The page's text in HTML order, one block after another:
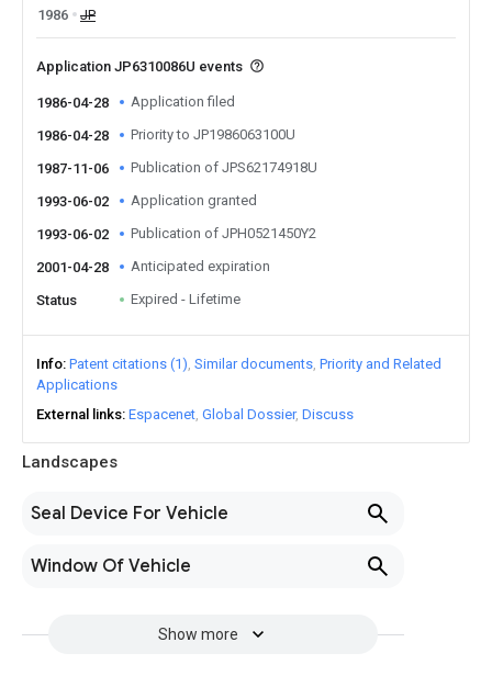
Landscapes
Seal Device For Vehicle
Window Of Vehicle
Show more
1986
JP
Application JP6310086U events
1986-04-28 Application filed
1986-04-28 Priority to JP1986063100U
1987-11-06 Publication of JPS62174918U
1993-06-02 Application granted
1993-06-02 Publication of JPH0521450Y2
2001-04-28 Anticipated expiration
Status Expired - Lifetime
Info Patent citations (1) Similar documents Priority and Related
Applications
External links Espacenet Global Dossier Discuss